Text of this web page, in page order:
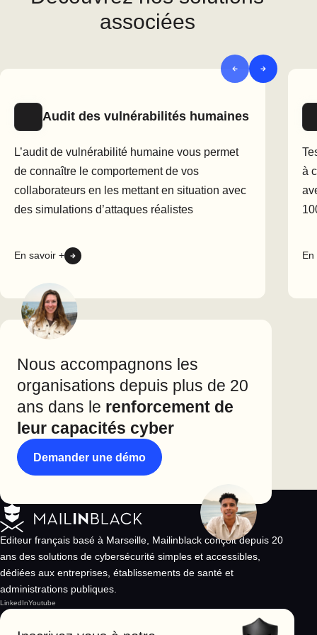
réduire les risques.
suspects, ettout simplement de rester vigilant face aux
et messages inattendus.
associées
Audit des vulnérabilités humaines
L’audit de vulnérabilité humaine vous permet
de connaître le comportement de vos
collaborateurs en les mettant en situation avec
des simulations d’attaques réalistes
En savoir +
à
En
Nous accompagnons les
organisations depuis plus de 20
ans dans le renforcement de
leur capacités cyber
Demander une démo
Editeur français basé à Marseille, Mailinblack conçoit depuis 20
ans des solutions de cybersécurité simples et accessibles,
dédiées aux entreprises, établissements de santé et
administrations publiques.
LinkedInYoutube